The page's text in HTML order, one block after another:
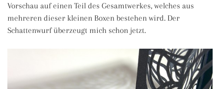
Vorschau auf einen Teil des Gesamtwerkes, welches aus
mehreren dieser kleinen Boxen bestehen wird. Der
Schattenwurf überzeugt mich schon jetzt.